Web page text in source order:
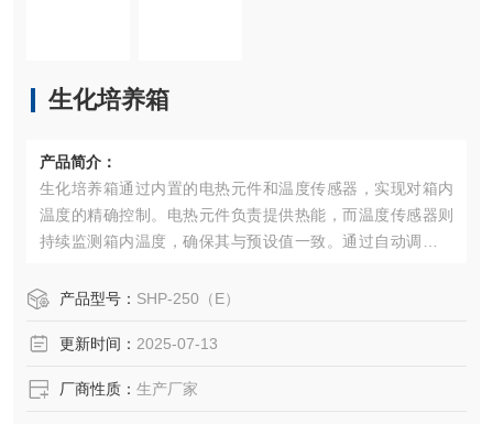
生化培养箱
产品简介：
生化培养箱通过内置的电热元件和温度传感器，实现对箱内
温度的精确控制。电热元件负责提供热能，而温度传感器则
持续监测箱内温度，确保其与预设值一致。通过自动调节电
满足生物样本的生长需要。
产品型号： SHP-250（E）
更新时间： 2025-07-13
厂商性质： 生产厂家